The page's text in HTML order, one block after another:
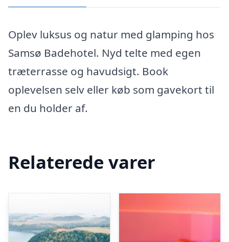
Oplev luksus og natur med glamping hos
Samsø Badehotel. Nyd telte med egen
træterrasse og havudsigt. Book
oplevelsen selv eller køb som gavekort til
en du holder af.
Relaterede varer